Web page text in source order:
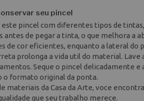
seu pincel
pincel com diferentes tipos de
antes de pegar a tinta, o que melhora
de cor eficientes, enquanto a lateral do
prolonga a vida util do material. Lave
Seque o pincel delicadamente e
o formato original da ponta.
materiais da Casa da Arte, voce
que seu trabalho merece.